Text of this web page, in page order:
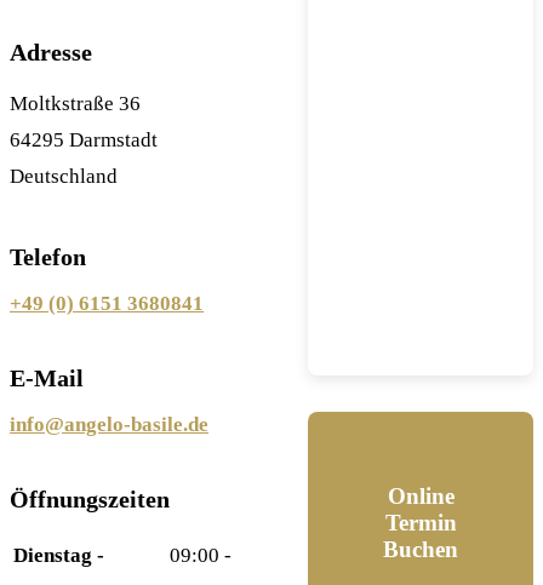
Adresse
Moltkstraße 36
64295 Darmstadt
Deutschland
Telefon
+49 (0) 6151 3680841
E-Mail
info@angelo-basile.de
Öffnungszeiten
Dienstag -
09:00 -
Online
Termin
Buchen